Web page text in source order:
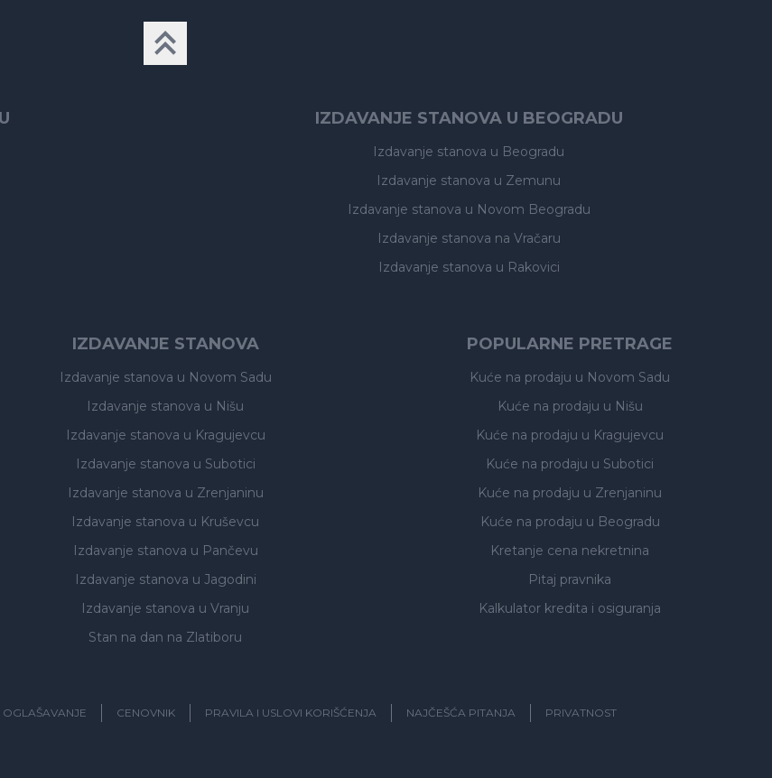
IZDAVANJE STANOVA U BEOGRADU
Izdavanje stanova u Beogradu
Izdavanje stanova u Zemunu
Izdavanje stanova u Novom Beogradu
Izdavanje stanova na Vračaru
Izdavanje stanova u Rakovici
IZDAVANJE STANOVA
Izdavanje stanova u Novom Sadu
Izdavanje stanova u Nišu
Izdavanje stanova u Kragujevcu
Izdavanje stanova u Subotici
Izdavanje stanova u Zrenjaninu
Izdavanje stanova u Kruševcu
Izdavanje stanova u Pančevu
Izdavanje stanova u Jagodini
Izdavanje stanova u Vranju
Stan na dan na Zlatiboru
POPULARNE PRETRAGE
Kuće na prodaju u Novom Sadu
Kuće na prodaju u Nišu
Kuće na prodaju u Kragujevcu
Kuće na prodaju u Subotici
Kuće na prodaju u Zrenjaninu
Kuće na prodaju u Beogradu
Kretanje cena nekretnina
Pitaj pravnika
Kalkulator kredita i osiguranja
CENOVNIK PRAVILA I USLOVI KORIŠĆENJA NAJČEŠĆA PITANJA PRIVATNOST